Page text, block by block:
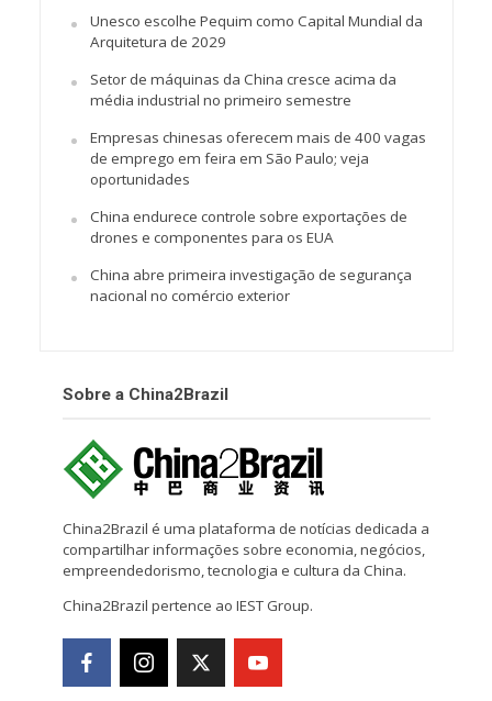
Unesco escolhe Pequim como Capital Mundial da
Arquitetura de 2029
Setor de máquinas da China cresce acima da
média industrial no primeiro semestre
Empresas chinesas oferecem mais de 400 vagas
de emprego em feira em São Paulo; veja
oportunidades
China endurece controle sobre exportações de
drones e componentes para os EUA
China abre primeira investigação de segurança
nacional no comércio exterior
Sobre a China2Brazil
China2Brazil é uma plataforma de notícias dedicada a
compartilhar informações sobre economia, negócios,
empreendedorismo, tecnologia e cultura da China.
China2Brazil pertence ao IEST Group.